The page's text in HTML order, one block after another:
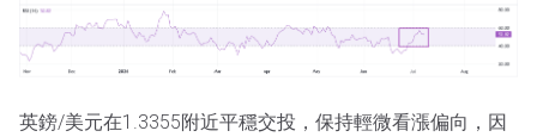
英鎊/美元在1.3355附近平穩交投，保持輕微看漲偏向，因